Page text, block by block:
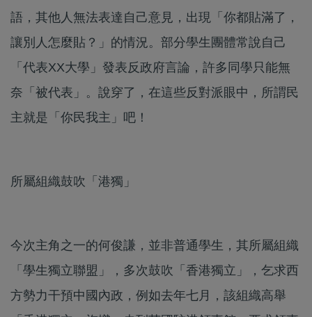
語，其他人無法表達自己意見，出現「你都貼滿了，
讓別人怎麼貼？」的情況。部分學生團體常說自己
「代表XX大學」發表反政府言論，許多同學只能無
奈「被代表」。說穿了，在這些反對派眼中，所謂民
主就是「你民我主」吧！
所屬組織鼓吹「港獨」
今次主角之一的何俊謙，並非普通學生，其所屬組織
「學生獨立聯盟」，多次鼓吹「香港獨立」，乞求西
方勢力干預中國內政，例如去年七月，該組織高舉